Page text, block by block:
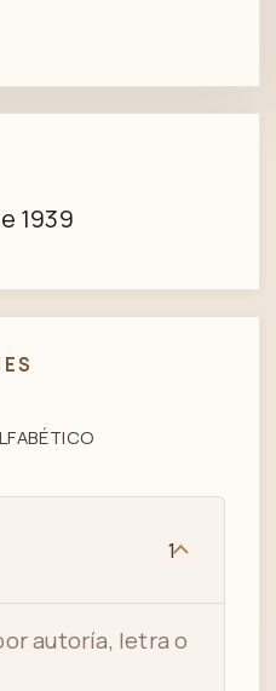
1939
1
autoría, letra o